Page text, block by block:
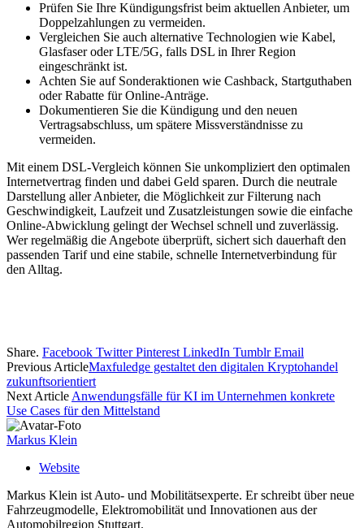
Prüfen Sie Ihre Kündigungsfrist beim aktuellen Anbieter, um
Doppelzahlungen zu vermeiden.
Vergleichen Sie auch alternative Technologien wie Kabel,
Glasfaser oder LTE/5G, falls DSL in Ihrer Region
eingeschränkt ist.
Achten Sie auf Sonderaktionen wie Cashback, Startguthaben
oder Rabatte für Online-Anträge.
Dokumentieren Sie die Kündigung und den neuen
Vertragsabschluss, um spätere Missverständnisse zu
vermeiden.
Mit einem DSL-Vergleich können Sie unkompliziert den optimalen
Internetvertrag finden und dabei Geld sparen. Durch die neutrale
Darstellung aller Anbieter, die Möglichkeit zur Filterung nach
Geschwindigkeit, Laufzeit und Zusatzleistungen sowie die einfache
Online-Abwicklung gelingt der Wechsel schnell und zuverlässig.
Wer regelmäßig die Angebote überprüft, sichert sich dauerhaft den
passenden Tarif und eine stabile, schnelle Internetverbindung für
den Alltag.
Share. Facebook Twitter Pinterest LinkedIn Tumblr Email
Previous ArticleMaxfuledge gestaltet den digitalen Kryptohandel
zukunftsorientiert
Next Article Anwendungsfälle für KI im Unternehmen konkrete
Use Cases für den Mittelstand
Markus Klein
Website
Markus Klein ist Auto- und Mobilitätsexperte. Er schreibt über neue
Fahrzeugmodelle, Elektromobilität und Innovationen aus der
Automobilregion Stuttgart.